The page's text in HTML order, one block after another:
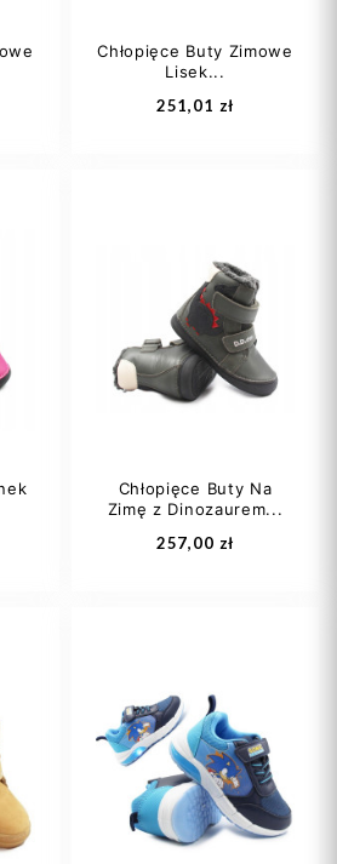
Dodaj do koszyka
Chłopięce Buty Zimowe
Lisek...
251,01 zł
21
23
24
Dodaj do koszyka
Chłopięce Buty Na
Zimę z Dinozaurem...
257,00 zł
27 28 29